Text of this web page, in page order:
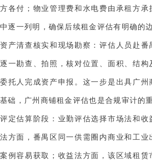
方各付；物业管理费和水电费由承租方
中逐一列明，确保后续租金评估有明确的边
资产清查核实和现场勘察：评估人员赴
逐一勘查、拍照，核对位置、面积、结
委托人完成资产申报。这一步是出具广
基础， 广州商铺租金评估也是合规审计的
评定估算阶段：业勤评估选择市场法和
法方面，番禺区同一供需圈内商业和工
案例容易获取；收益法方面，该区域租